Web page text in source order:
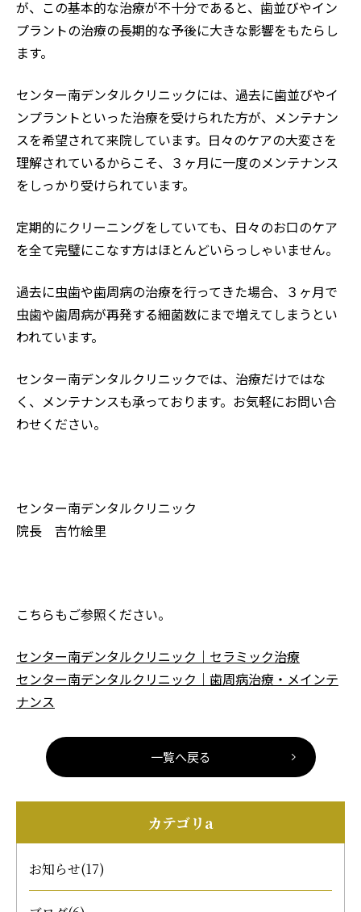
カテゴリa
お知らせ(17)
が、この基本的な治療が不十分であると、歯並びやイン
プラントの治療の長期的な予後に大きな影響をもたらし
ます。
センター南デンタルクリニックには、過去に歯並びやイ
ンプラントといった治療を受けられた方が、メンテナン
スを希望されて来院しています。日々のケアの大変さを
理解されているからこそ、３ヶ月に一度のメンテナンス
をしっかり受けられています。
定期的にクリーニングをしていても、日々のお口のケア
を全て完璧にこなす方はほとんどいらっしゃいません。
過去に虫歯や歯周病の治療を行ってきた場合、３ヶ月で
虫歯や歯周病が再発する細菌数にまで増えてしまうとい
われています。
センター南デンタルクリニックでは、治療だけではな
く 、メンテナンスも承っております。お気軽にお問い合
わせください。
センター南デンタルクリニック
院長 吉竹絵里
こちらもご参照ください。
センター南デンタルクリニック｜セラミック治療
センター南デンタルクリニック｜歯周病治療・メインテ
ナンス
一覧へ戻る